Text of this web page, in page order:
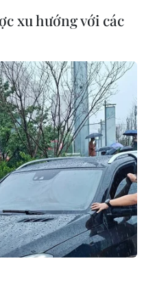
Fernandez
Tổng thống
dân Argentina cùng
rẽ trong xã hội, vì lợi
xu hướng với các